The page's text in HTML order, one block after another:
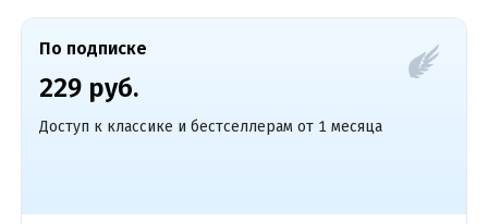
По подписке
229 руб.
Доступ к классике и бестселлерам от 1 месяца